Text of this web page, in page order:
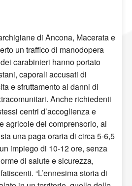
di Ancona, Macerata e
un traffico di manodopera
carabinieri hanno portato
caporali accusati di
e sfruttamento ai danni di
Anche richiedenti
centri d’accoglienza e
agricole del comprensorio, ai
una paga oraria di circa 5-6,5
impiego di 10-12 ore, senza
di salute e sicurezza,
“L’ennesima storia di